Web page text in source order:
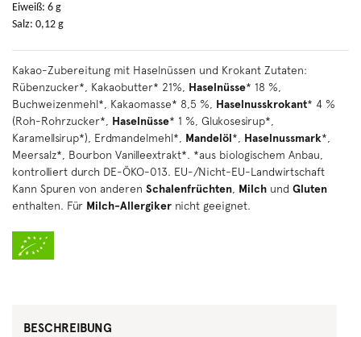
Eiweiß: 6 g
Salz: 0,12 g
Kakao-Zubereitung mit Haselnüssen und Krokant Zutaten:
Rübenzucker*, Kakaobutter* 21%, Haselnüsse* 18 %,
Buchweizenmehl*, Kakaomasse* 8,5 %, Haselnusskrokant* 4 %
(Roh-Rohrzucker*, Haselnüsse* 1 %, Glukosesirup*,
Karamellsirup*), Erdmandelmehl*, Mandelöl*, Haselnussmark*,
Meersalz*, Bourbon Vanilleextrakt*. *aus biologischem Anbau,
kontrolliert durch DE-ÖKO-013. EU-/Nicht-EU-Landwirtschaft
Kann Spuren von anderen Schalenfrüchten Milch und Gluten
enthalten. Für Milch-Allergiker nicht geeignet.
BESCHREIBUNG